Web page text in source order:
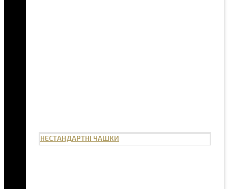
НЕСТАНДАРТНІ ЧАШКИ